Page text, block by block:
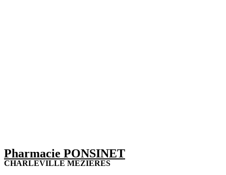
Pharmacie PONSINET
CHARLEVILLE MEZIERES